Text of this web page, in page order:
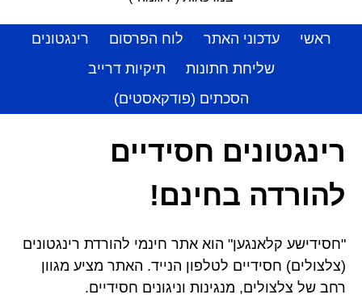
ראשי עדכוני האתר לוח הפרסום
רינגטונים
שליחת חתונות
תיקיות דרייב
הסכתים (פודקאסטים)
רינגטונים חסידיים
להורדה בחינם!
"חסידישע קלאנגען" הוא אתר חינמי להורדת רינגטונים
(צלצולים) חסידיים לטלפון הנייד. האתר מציע מגוון
רחב של צלצולים, מנגינות וניגונים חסידיים.